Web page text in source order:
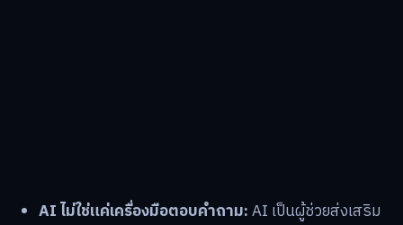
AI ไม่ใช่แค่เครื่องมือตอบคำถาม:AI เป็นผู้ช่วยส่งเสริม